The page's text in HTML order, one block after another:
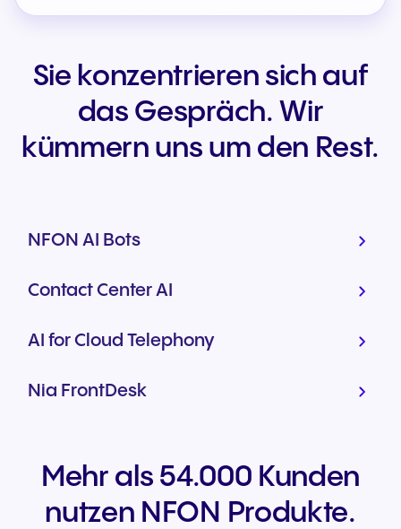
Sie konzentrieren sich auf
das Gespräch. Wir
kümmern uns um den Rest.
NFON AI Bots
Contact Center AI
AI for Cloud Telephony
Nia FrontDesk
Mehr als 54.000 Kunden
nutzen NFON Produkte.